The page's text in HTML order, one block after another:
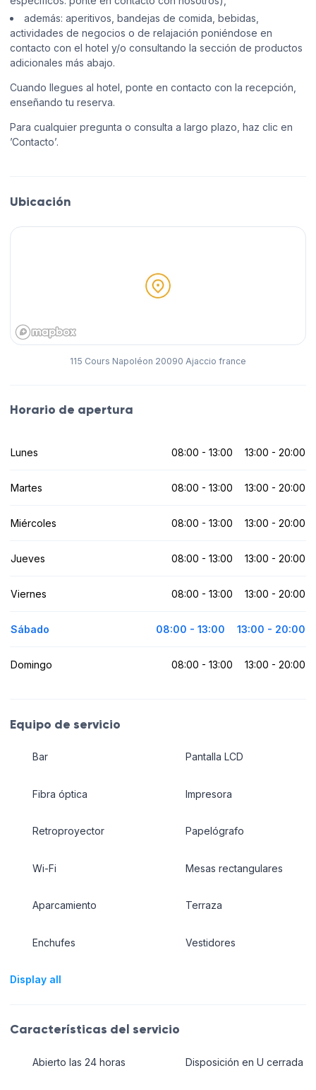
además: aperitivos, bandejas de comida, bebidas,
actividades de negocios o de relajación poniéndose en
contacto con el hotel y/o consultando la sección de productos
adicionales más abajo.
Cuando llegues al hotel, ponte en contacto con la recepción,
enseñando tu reserva.
Para cualquier pregunta o consulta a largo plazo, haz clic en
’Contacto’.
Ubicación
115 Cours Napoléon 20090 Ajaccio france
Horario de apertura
Lunes 08:00 - 13:00 13:00 - 20:00
Martes 08:00 - 13:00 13:00 - 20:00
Miércoles 08:00 - 13:00 13:00 - 20:00
Jueves 08:00 - 13:00 13:00 - 20:00
Viernes 08:00 - 13:00 13:00 - 20:00
Sábado 08:00 - 13:00 13:00 - 20:00
Domingo 08:00 - 13:00 13:00 - 20:00
Equipo de servicio
Bar
Fibra óptica
Retroproyector
Wi-Fi
Aparcamiento
Enchufes
Pantalla LCD
Impresora
Papelógrafo
Mesas rectangulares
Terraza
Vestidores
Display all
Características del servicio
Abierto las 24 horas Disposición en U cerrada